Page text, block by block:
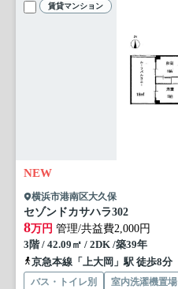
賃貸マンション
NEW
横浜市港南区大久保
セゾンドカサハラ302
8万円 管理/共益費2,000円
3階 / 42.09㎡ / 2DK /築39年
京急本線「上大岡」駅 徒歩8分
バス・トイレ別 室内洗濯機置場